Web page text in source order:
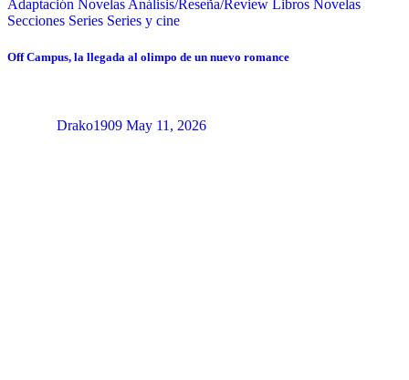
Adaptación Novelas Análisis/Reseña/Review Libros Novelas
Secciones Series Series y cine
Off Campus, la llegada al olimpo de un nuevo romance
Drako1909 May 11, 2026